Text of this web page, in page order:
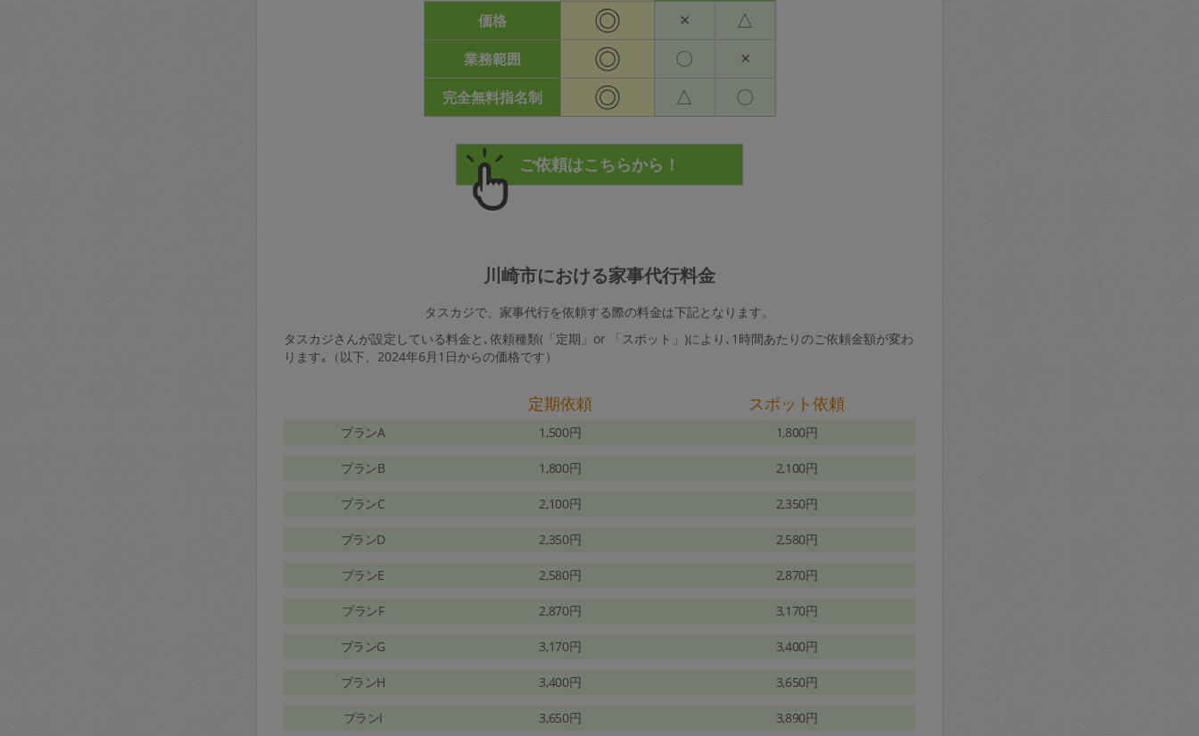
価格
◎ × △
業務範囲 ◎ 〇 ×
完全無料指名制 ◎ △ 〇
川崎市における家事代行料金
タスカジで、家事代行を依頼する際の料金は下記となります。
タスカジさんが設定している料金と､依頼種類(「定期」or 「スポット」)により､1時間あたりのご依頼金額が変わ
ります｡（以下、2024年6月1日からの価格です）
定期依頼 スポット依頼
プランA 1,500円 1,800円
プランB 1,800円 2,100円
プランC 2,100円 2,350円
プランD 2,350円 2,580円
プランE 2,580円 2,870円
プランF 2,870円 3,170円
プランG 3,170円 3,400円
プランH 3,400円 3,650円
プランI 3,650円 3,890円